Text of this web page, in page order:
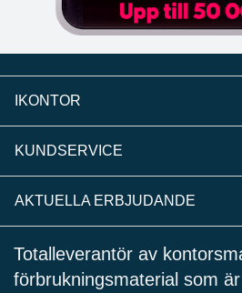
IKONTOR
KUNDSERVICE
AKTUELLA ERBJUDANDE
Totalleverantör av
förbrukningsmaterial som